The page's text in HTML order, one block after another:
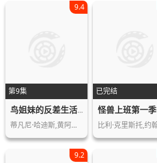
第9集
9.4
鸟姐妹的反差生活第三季
蒂凡尼·哈迪斯,黄阿丽,史蒂文·元
已完结
怪兽上班第一季
9.2